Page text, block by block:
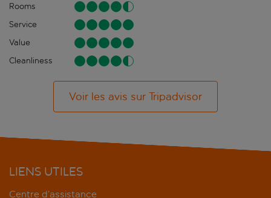
Rooms
Service
Value
Cleanliness
Voir les avis sur Tripadvisor
LIENS UTILES
Centre d’assistance